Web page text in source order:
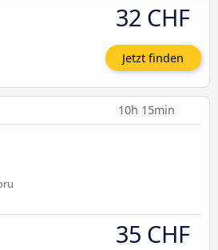
32 CHF
Jetzt finden
10h 15min
35 CHF